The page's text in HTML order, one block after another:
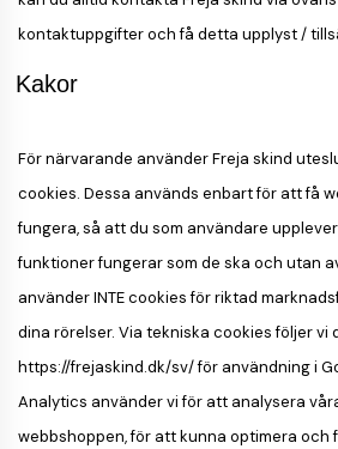
kontaktuppgifter och få detta upplyst /
Kakor
För närvarande använder Freja skind
cookies. Dessa används enbart för att få
fungera, så att du som användare
funktioner fungerar som de ska och utan
använder INTE cookies för riktad
dina rörelser. Via tekniska cookies följer vi
https://frejaskind.dk/sv/ för användning i
Analytics använder vi för att analysera
webbshoppen, för att kunna optimera och